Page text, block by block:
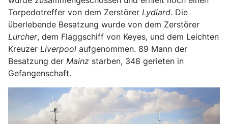
Torpedotreffer von dem Zerstörer Lydiard. Die
überlebende Besatzung wurde von dem Zerstörer
Lurcher, dem Flaggschiff von Keyes, und dem Leichten
Kreuzer Liverpool aufgenommen. 89 Mann der
Besatzung der Mainz starben, 348 gerieten in
Gefangenschaft.